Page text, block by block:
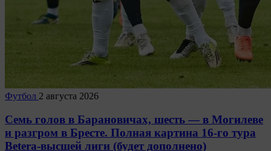
Футбол 2 августа 2026
Семь голов в Барановичах, шесть — в Могилеве
и разгром в Бресте. Полная картина 16-го тура
Betera-высшей лиги (будет дополнено)